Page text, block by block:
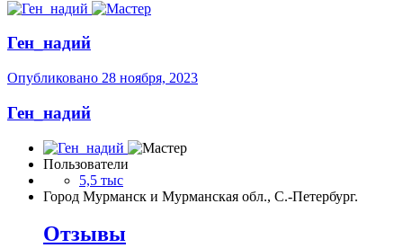
Ген_надий
Опубликовано 28 ноября, 2023
Ген_надий
Пользователи
5,5 тыс
Город Мурманск и Мурманская обл., С.-Петербург.
Отзывы